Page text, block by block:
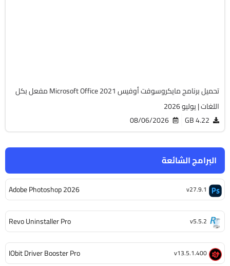
البرامج الشائعة
Adobe Photoshop 2026 v27.9.1
Revo Uninstaller Pro v5.5.2
IObit Driver Booster Pro v13.5.1.400
تحميل برنامج مايكروسوفت أوفيس Microsoft Office 2021 مفعل بكل
اللغات | يوليو 2026
4.22 GB
08/06/2026